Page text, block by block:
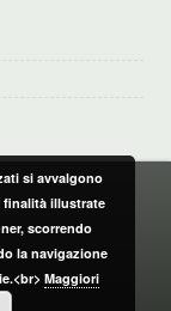
si avvalgono
finalità illustrate
scorrendo
la navigazione
Maggiori